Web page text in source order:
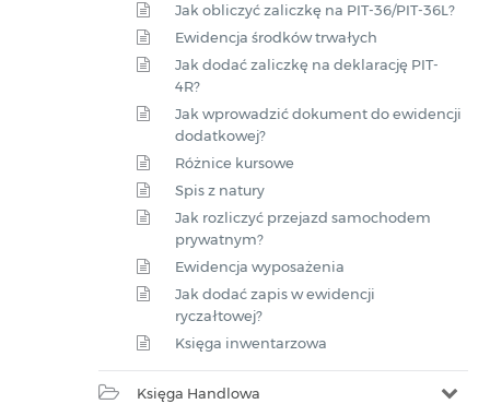
Jak obliczyć zaliczkę na PIT-36/PIT-36L?
Ewidencja środków trwałych
Jak dodać zaliczkę na deklarację PIT-
4R?
Jak wprowadzić dokument do ewidencji
dodatkowej?
Różnice kursowe
Spis z natury
Jak rozliczyć przejazd samochodem
prywatnym?
Ewidencja wyposażenia
Jak dodać zapis w ewidencji
ryczałtowej?
Księga inwentarzowa
Księga Handlowa